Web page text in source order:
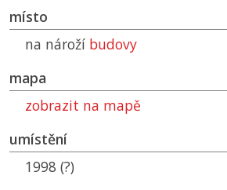
místo
na nároží budovy
mapa
zobrazit na mapě
umístění
1998 (?)